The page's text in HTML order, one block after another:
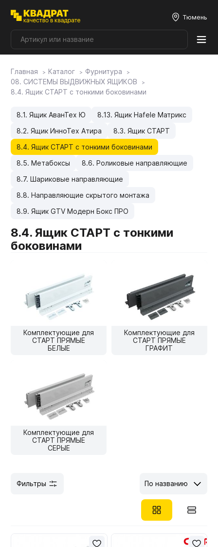
Тюмень
Плитные материалы
Столешницы
Мой ЭГГЕР
Фасады
Мебельные образцы, каталоги
Главная Каталог
Фурнитура
08. СИСТЕМЫ ВЫДВИЖНЫХ ЯЩИКОВ
8.4. Ящик СТАРТ с тонкими боковинами
8.1. Ящик АванТех Ю
8.13. Ящик Hafele Матрикс
8.2. Ящик ИнноТех Атира
8.3. Ящик СТАРТ
8.4. Ящик СТАРТ с тонкими боковинами
8.5. Метабоксы
8.6. Роликовые направляющие
8.7. Шариковые направляющие
8.8. Направляющие скрытого монтажа
8.9. Ящик GTV Модерн Бокс ПРО
8.4. Ящик СТАРТ с тонкими
боковинами
Комплектующие для
СТАРТ ПРЯМЫЕ
БЕЛЫЕ
Комплектующие для
СТАРТ ПРЯМЫЕ
ГРАФИТ
Комплектующие для
СТАРТ ПРЯМЫЕ
СЕРЫЕ
По названию
Фильтры